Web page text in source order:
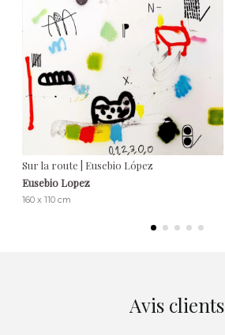
Sur la route | Eusebio López
Eusebio Lopez
160 x 110 cm
Avis clients